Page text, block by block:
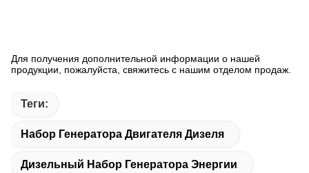
Для получения дополнительной информации о нашей
продукции, пожалуйста, свяжитесь с нашим отделом продаж.
Теги:
Набор Генератора Двигателя Дизеля
Дизельный Набор Генератора Энергии